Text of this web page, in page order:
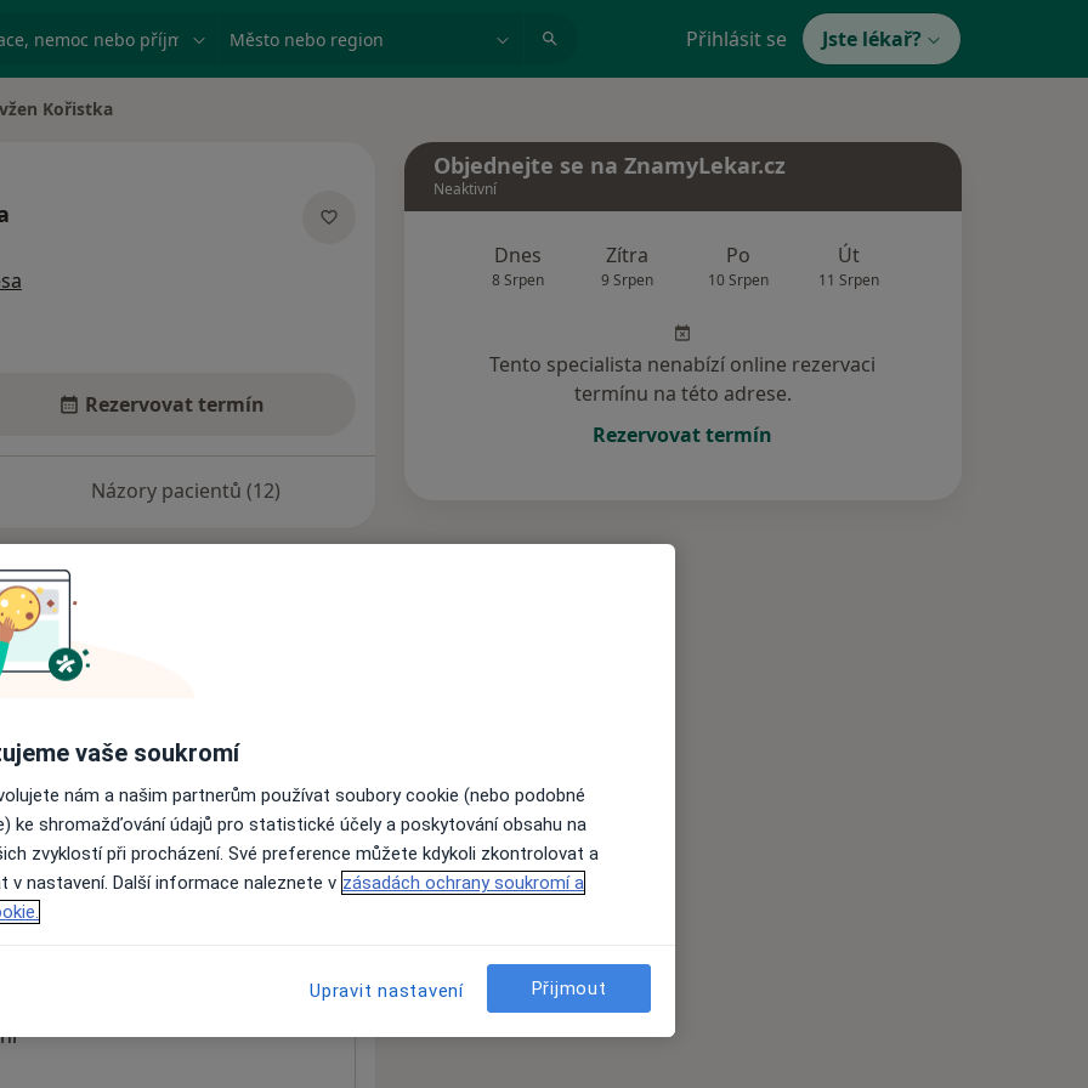
nemoc nebo příjmení Město nebo region Přihlásit se Jste lékař?
městaKořistka
Rezervovat termín
Názory pacientů (12)
nejsou k dispozici
informace o svých službách.
Hradiště68601
Objednejte se na ZnamyLekar.cz
Neaktivní
Dnes
8 Srpen
Zítra
9 Srpen
Po
10 Srpen
Út
11 Srpen
Tento specialista nenabízí online rezervaci
termínu na této adrese.
Rezervovat termín
vaše soukromí
nám a našim partnerům používat soubory cookie (nebo podobné
ke shromažďování údajů pro statistické účely a poskytování obsahu na
zvyklostí při procházení. Své preference můžete kdykoli zkontrolovat a
v nastavení. Další informace naleznete v zásadách ochrany soukromí a
Upravit nastavení Přijmout